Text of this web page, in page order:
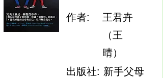
作者:
王君卉
（王
晴）
出版社: 新手父母